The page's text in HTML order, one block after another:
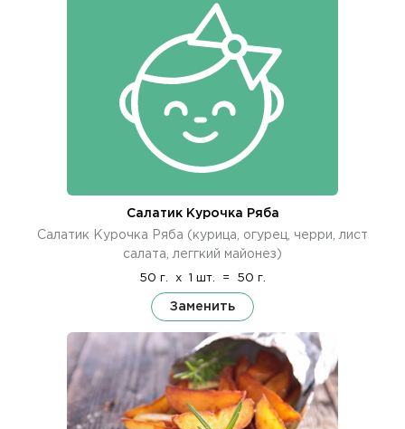
Салатик Курочка Ряба
Салатик Курочка Ряба (курица, огурец, черри, лист
салата, леггкий майонез)
50 г. x 1 шт. = 50 г.
Заменить